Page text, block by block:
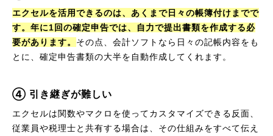
エクセルを活用できるのは、あくまで日々の帳簿付けまでで
す。年に1回の確定申告では、自力で提出書類を作成する必
要があります。 その点、会計ソフトなら日々の記帳内容をも
とに、確定申告書類の大半を自動作成してくれます。
④ 引き継ぎが難しい
エクセルは関数やマクロを使ってカスタマイズできる反面、
従業員や税理士と共有する場合は、その仕組みをすべて伝え